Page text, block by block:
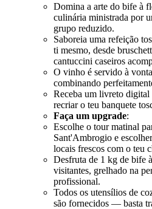
Domina a arte do bife à
culinária ministrada por
grupo reduzido.
Saboreia uma refeição
ti mesmo, desde
cantuccini caseiros
O vinho é servido à
combinando
Receba um livreto digital
recriar o teu banquete
Faça um upgrade:
Escolhe o tour matinal
Sant'Ambrogio e
locais frescos com o teu
Desfruta de 1 kg de bife
visitantes, grelhado na
profissional.
Todos os utensílios de
são fornecidos — basta